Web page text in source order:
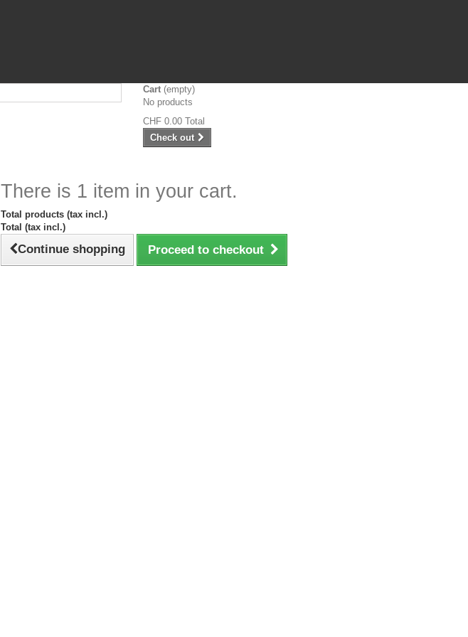
Cart (empty)
No products
CHF 0.00 Total
Check out
There is 1 item in your cart.
Total products (tax incl.)
Total (tax incl.)
Continue shopping Proceed to checkout